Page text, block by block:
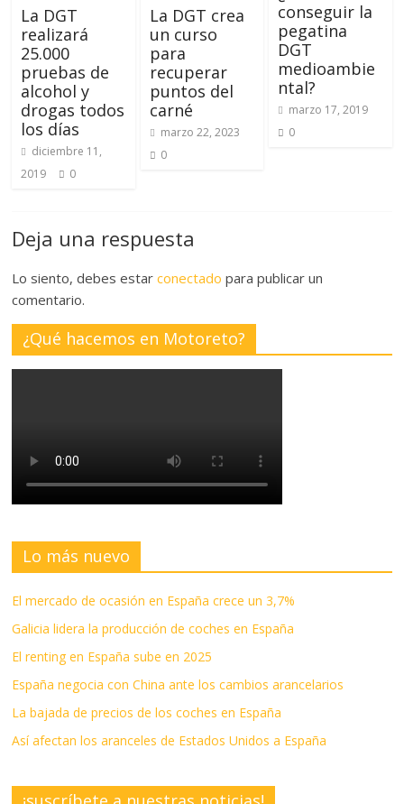
La DGT
realizará
25.000
pruebas de
alcohol y
drogas todos
los días
diciembre 11,
2019
0
La DGT crea
un curso
para
recuperar
puntos del
carné
marzo 22, 2023
0
conseguir la
pegatina
DGT
medioambie
ntal?
marzo 17, 2019
0
Deja una respuesta
Lo siento, debes estarconectado para publicar un
comentario.
¿Qué hacemos en Motoreto?
Lo más nuevo
El mercado de ocasión en España crece un 3,7%
Galicia lidera la producción de coches en España
El renting en España sube en 2025
España negocia con China ante los cambios arancelarios
La bajada de precios de los coches en España
Así afectan los aranceles de Estados Unidos a España